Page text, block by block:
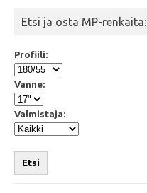
Etsi ja osta MP-renkaita:
Profiili:
Vanne:
Valmistaja:
Etsi